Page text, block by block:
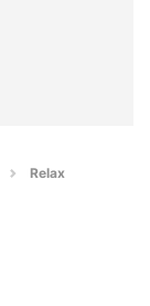
Relax